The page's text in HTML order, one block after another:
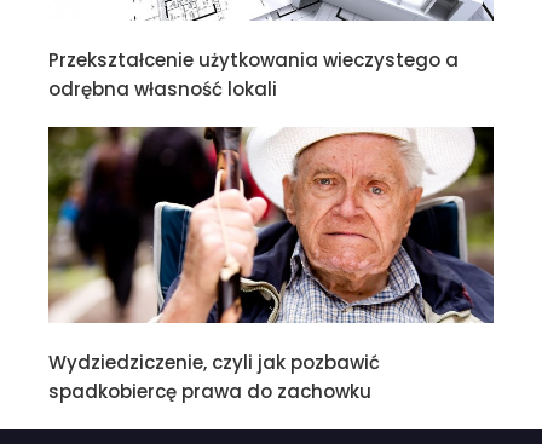
Przekształcenie użytkowania wieczystego a
odrębna własność lokali
Wydziedziczenie, czyli jak pozbawić
spadkobiercę prawa do zachowku